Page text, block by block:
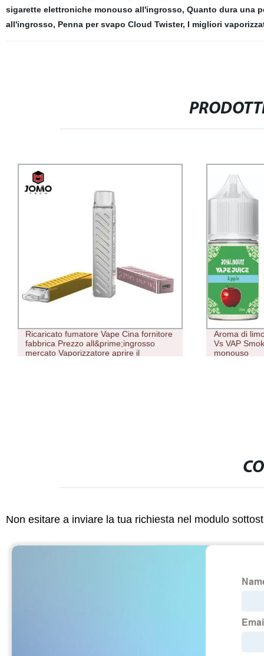
sigarette elettroniche monouso all'ingrosso, Quanto dura una
all'ingrosso, Penna per svapo Cloud Twister, I migliori
Ricaricato fumatore Vape Cina fornitore
fabbrica Prezzo all&prime;ingrosso
mercato Vaporizzatore aprire il
Aroma di
Vs VAP
monouso
Non esitare a inviare la tua richiesta nel modulo